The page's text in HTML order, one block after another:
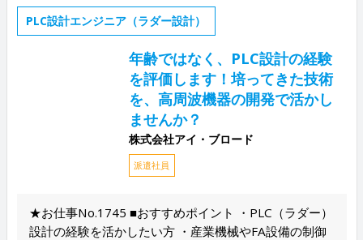
PLC設計エンジニア（ラダー設計）
年齢ではなく、PLC設計の経験
を評価します！培ってきた技術
を、高周波機器の開発で活かし
ませんか？
株式会社アイ・ブロード
派遣社員
★お仕事No.1745 ■おすすめポイント ・PLC（ラダー）
設計の経験を活かしたい方 ・産業機械やFA設備の制御